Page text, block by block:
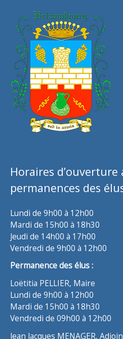
Horaires
permanences des
Lundi de 9h00 à 12h00
Mardi de 15h00 à 18h30
Jeudi de 14h00 à 17h00
Vendredi de 9h00 à 12h00
Permanence des élus :
Loëtitia PELLIER, Maire
Lundi de 9h00 à 12h00
Mardi de 15h00 à 18h30
Vendredi de 09h00 à 12h00
Jean Jacques MENAGER,